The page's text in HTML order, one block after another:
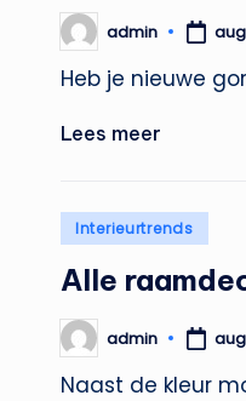
Geplaatst
door
admin
Heb je nieuwe
Lees meer
Geplaatst
Interieurtrends
Alle
Geplaatst
door
admin
Naast de kleur